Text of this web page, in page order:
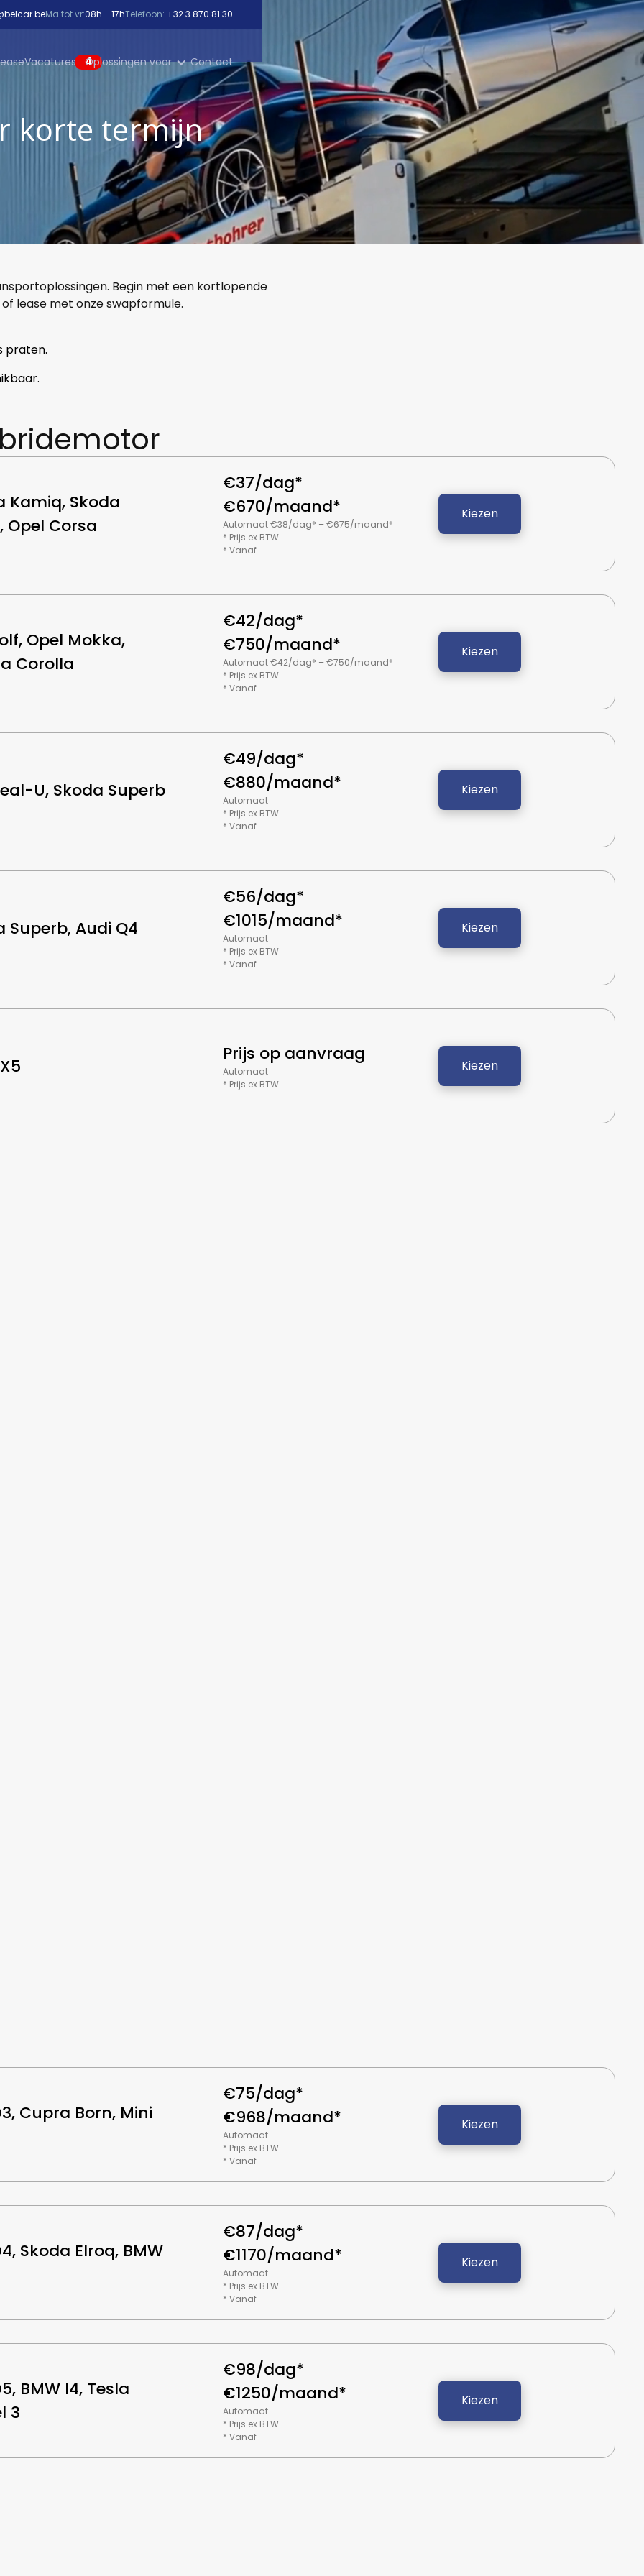
Ma tot vr:08h - 17hTelefoon: +32 3 870 81 30
Vacatures 4
Oplossingen voor Contact
korte termijn
Begin met een kortlopende
lease met onze swapformule.
praten.
Kamiq, Skoda
Opel Corsa
€37/dag*
€670/maand*
Automaat €38/dag* – €675/maand*
* Prijs ex BTW
* Vanaf
Kiezen
Opel Mokka,
Corolla
€42/dag*
€750/maand*
Automaat €42/dag* – €750/maand*
* Prijs ex BTW
* Vanaf
Kiezen
U, Skoda Superb
€49/dag*
€880/maand*
Automaat
* Prijs ex BTW
* Vanaf
Kiezen
Superb, Audi Q4
€56/dag*
€1015/maand*
Automaat
* Prijs ex BTW
* Vanaf
Kiezen
Prijs op aanvraag
Automaat
* Prijs ex BTW
Kiezen
Cupra Born, Mini
€75/dag*
€968/maand*
Automaat
* Prijs ex BTW
* Vanaf
Kiezen
Skoda Elroq, BMW
€87/dag*
€1170/maand*
Automaat
* Prijs ex BTW
* Vanaf
Kiezen
BMW I4, Tesla
3
€98/dag*
€1250/maand*
Automaat
* Prijs ex BTW
* Vanaf
Kiezen